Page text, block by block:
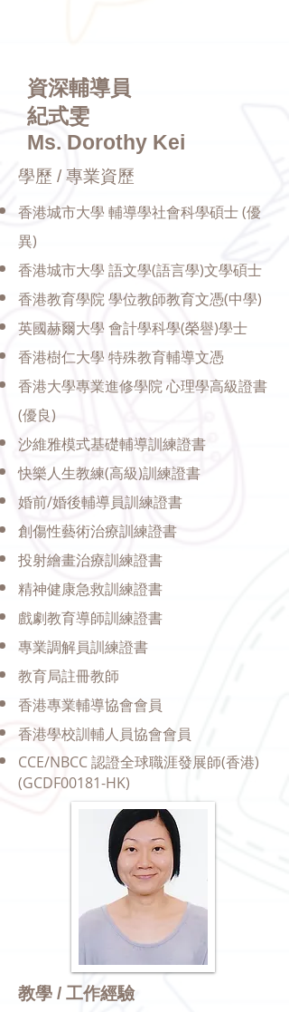
資深輔導員
紀式雯
Ms. Dorothy Kei
學歷 / 專業資歷
香港城市大學 輔導學社會科學碩士 (優
異)
香港城市大學 語文學(語言學)文學碩士
香港教育學院 學位教師教育文憑(中學)
英國赫爾大學 會計學科學(榮譽)學士
香港樹仁大學 特殊教育輔導文憑
香港大學專業進修學院 心理學高級證書
(優良)
沙維雅模式基礎輔導訓練證書
快樂人生教練(高級)訓練證書
婚前/婚後輔導員訓練證書
創傷性藝術治療訓練證書
投射繪畫治療訓練證書
精神健康急救訓練證書
戲劇教育導師訓練證書
專業調解員訓練證書
教育局註冊教師
香港專業輔導協會會員
香港學校訓輔人員協會會員
CCE/NBCC 認證全球職涯發展師(香港)
(GCDF00181-HK)
教學 / 工作經驗